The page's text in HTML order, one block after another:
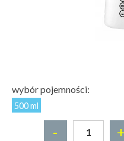
wybór pojemności:
500 ml
- +